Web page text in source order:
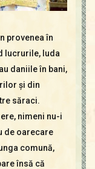
provenea în
lucrurile, Iuda
daniile în bani,
şi din
săraci.
nimeni nu-i
de oarecare
comună,
însă că